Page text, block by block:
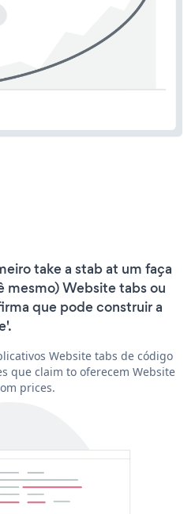
take a stab at um faça
mesmo) Website tabs ou
que pode construir a
Website tabs de código
que claim to oferecem Website
prices.